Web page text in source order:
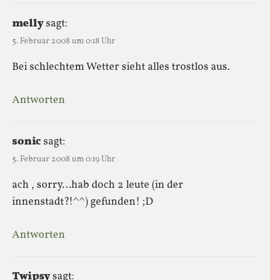
mellysagt:
5. Februar 2008 um 0:18 Uhr
Bei schlechtem Wetter sieht alles trostlos aus.
Antworten
sonicsagt:
5. Februar 2008 um 0:19 Uhr
ach , sorry…hab doch 2 leute (in der
innenstadt?!^^) gefunden! ;D
Antworten
Twipsysagt: